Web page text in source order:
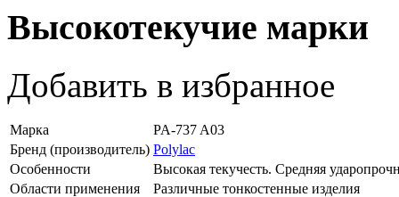
Высокотекучие марки
Добавить в избранное
Марка
PA-737 A03
Бренд (производитель) Polylac
Особенности
Высокая текучесть. Средняя
Области применения
Различные тонкостенные изделия